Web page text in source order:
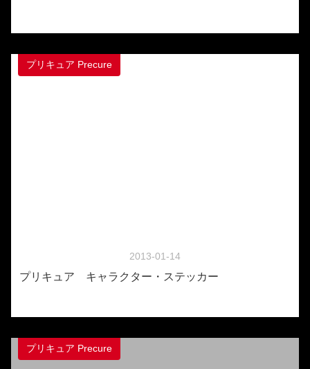
プリキュア Precure
2013-01-14
プリキュア キャラクター・ステッカー
プリキュア Precure